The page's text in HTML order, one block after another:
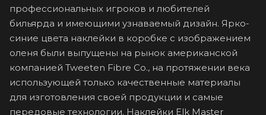
профессиональных игроков и любителей
бильярда и имеющими узнаваемый дизайн. Ярко-
синие цвета наклейки в коробке с изображением
оленя были выпущены на рынок американской
компанией Tweeten Fibre Co., на протяжении века
использующей только качественные материалы
для изготовления своей продукции и самые
передовые технологии. Наклейки Elk Master